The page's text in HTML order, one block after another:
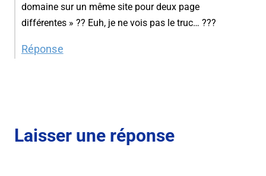
domaine sur un même site pour deux page
différentes » ?? Euh, je ne vois pas le truc… ???
Réponse
Laisser une réponse